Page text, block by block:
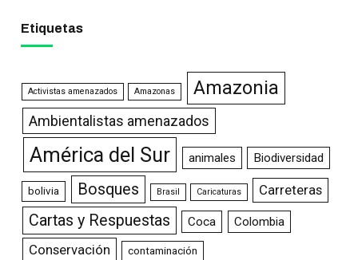
Etiquetas
Activistas amenazados Amazonas Amazonia
Ambientalistas amenazados
América del Sur animales Biodiversidad
bolivia Bosques Brasil Caricaturas Carreteras
Cartas y Respuestas Coca Colombia
Conservación contaminación